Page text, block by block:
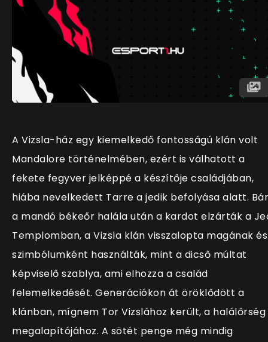
A Vizsla-ház egy kiemelkedő fontosságú klán volt
Mandalore történelmében, ezért is válhatott a
fekete fegyver jelképpé a készítője családjában,
hiába nevelkedett Tarre a jedik befolyása alatt. Bár
a mandó békeőr halála után a kardot elzárták a
Templomban, a Vizsla klán visszalopta magának és
szimbólumként használták, mint a dicső múltat
képviselő szablya, ami elhozza a család
felemelkedését. Generációkon át öröklődött a
klánban, mígnem Tor Vizslához került, a halálőrség
megalapítójához. A sötét penge még mindig